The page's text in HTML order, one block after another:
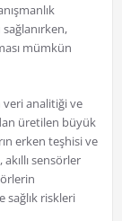
mümkün
veri analitiği ve
üretilen büyük
erken teşhisi ve
sensörler
sağlık riskleri